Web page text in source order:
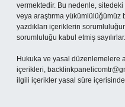
vermektedir. Bu nedenle,
veya araştırma yükümlülüğümüz
yazdıkları içeriklerin
sorumluluğu kabul etmiş sayılırlar.
Hukuka ve yasal düzenlemelere
içerikleri,
ilgili içerikler yasal süre içerisinde